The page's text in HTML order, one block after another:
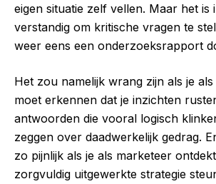
eigen situatie zelf vellen. Maar het is
verstandig om kritische vragen te
weer eens een onderzoeksrapport
Het zou namelijk wrang zijn als je
moet erkennen dat je inzichten
antwoorden die vooral logisch
zeggen over daadwerkelijk gedrag.
zo pijnlijk als je als marketeer
zorgvuldig uitgewerkte strategie